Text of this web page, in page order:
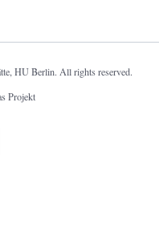
HU Berlin. All rights reserved.
Projekt